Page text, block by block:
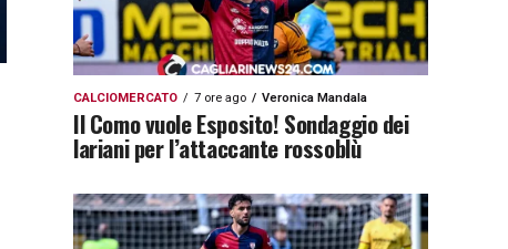
CALCIOMERCATO 7 ore ago Veronica Mandala
Il Como vuole Esposito! Sondaggio dei
lariani per l’attaccante rossoblù